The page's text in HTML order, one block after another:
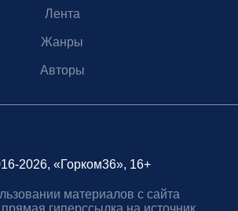
Лента
Жанры
Авторы
2026, «Горком36», 16+
материалов с сайта
гиперссылка на источник.